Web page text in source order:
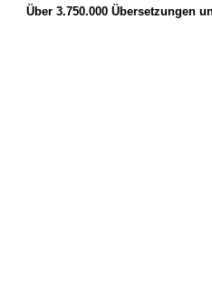
Über 3.750.000 Übersetzungen